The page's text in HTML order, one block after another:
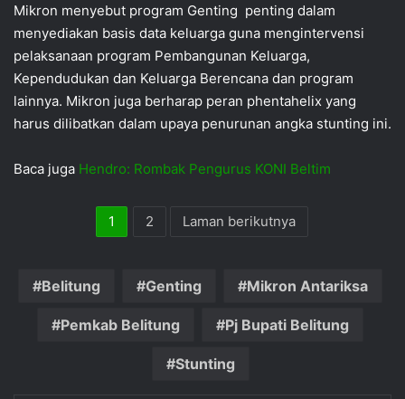
Mikron menyebut program Genting penting dalam
menyediakan basis data keluarga guna mengintervensi
pelaksanaan program Pembangunan Keluarga,
Kependudukan dan Keluarga Berencana dan program
lainnya. Mikron juga berharap peran phentahelix yang
harus dilibatkan dalam upaya penurunan angka stunting ini.
Baca juga Hendro: Rombak Pengurus KONI Beltim
1 2 Laman berikutnya
Belitung Genting Mikron Antariksa
Pemkab Belitung Pj Bupati Belitung
Stunting